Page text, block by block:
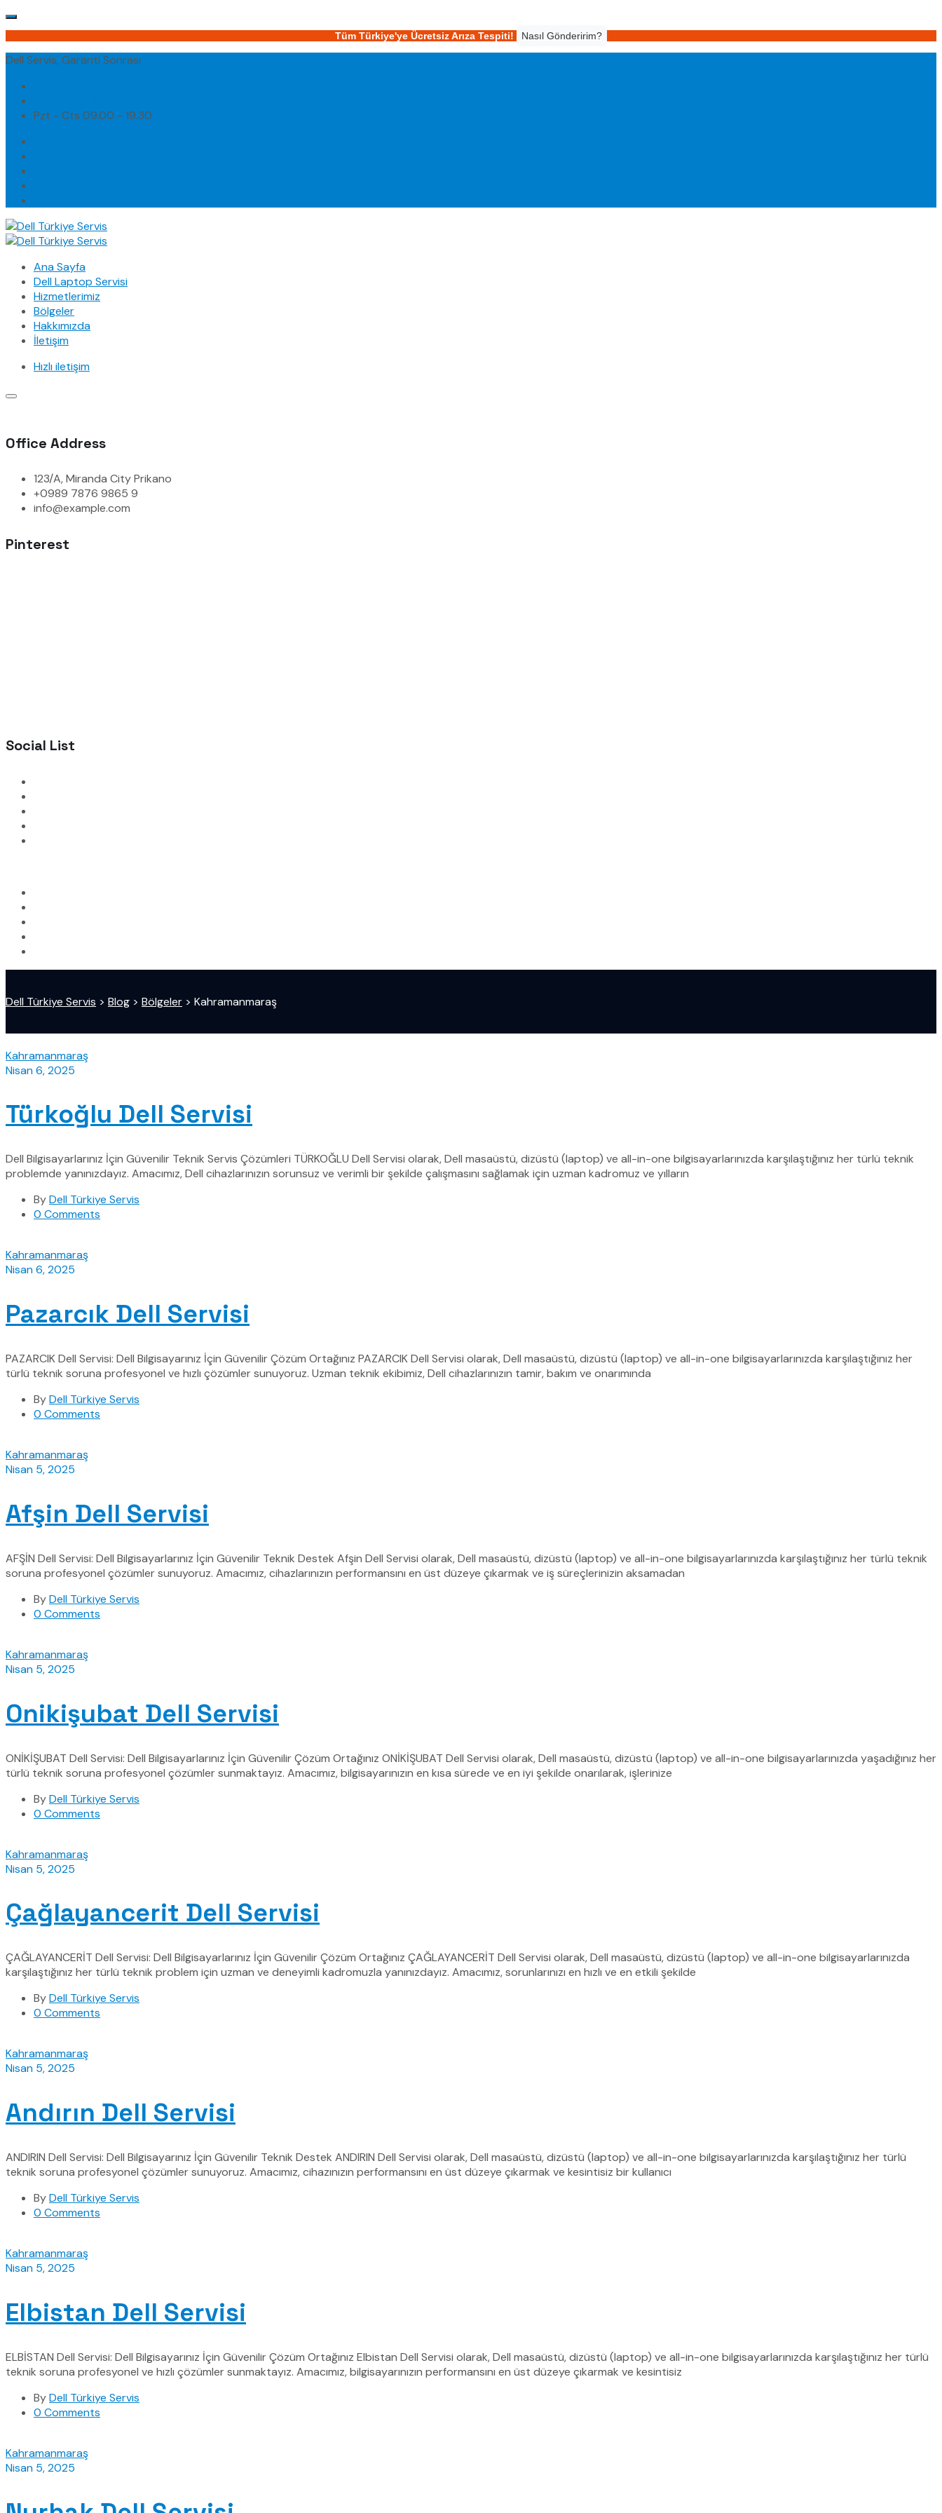
Tüm Türkiye'ye Ücretsiz Arıza Tespiti! Nasıl Gönderirim?
Dell Servis, Garanti Sonrası
Pzt - Cts 09.00 - 19.30
Ana Sayfa
Dell Laptop Servisi
Hizmetlerimiz
Bölgeler
Hakkımızda
İletişim
Hızlı iletişim
Office Address
123/A, Miranda City Prikano
+0989 7876 9865 9
info@example.com
Pinterest
Social List
Dell Türkiye Servis > Blog > Bölgeler > Kahramanmaraş
Kahramanmaraş
Nisan 6, 2025
Türkoğlu Dell Servisi
Dell Bilgisayarlarınız İçin Güvenilir Teknik Servis Çözümleri TÜRKOĞLU Dell Servisi olarak, Dell masaüstü, dizüstü (laptop) ve all-in-one bilgisayarlarınızda karşılaştığınız her türlü teknik
problemde yanınızdayız. Amacımız, Dell cihazlarınızın sorunsuz ve verimli bir şekilde çalışmasını sağlamak için uzman kadromuz ve yılların
ByDell Türkiye Servis
0 Comments
Kahramanmaraş
Nisan 6, 2025
Pazarcık Dell Servisi
PAZARCIK Dell Servisi: Dell Bilgisayarınız İçin Güvenilir Çözüm Ortağınız PAZARCIK Dell Servisi olarak, Dell masaüstü, dizüstü (laptop) ve all-in-one bilgisayarlarınızda karşılaştığınız her
türlü teknik soruna profesyonel ve hızlı çözümler sunuyoruz. Uzman teknik ekibimiz, Dell cihazlarınızın tamir, bakım ve onarımında
ByDell Türkiye Servis
0 Comments
Kahramanmaraş
Nisan 5, 2025
Afşin Dell Servisi
AFŞİN Dell Servisi: Dell Bilgisayarlarınız İçin Güvenilir Teknik Destek Afşin Dell Servisi olarak, Dell masaüstü, dizüstü (laptop) ve all-in-one bilgisayarlarınızda karşılaştığınız her türlü teknik
soruna profesyonel çözümler sunuyoruz. Amacımız, cihazlarınızın performansını en üst düzeye çıkarmak ve iş süreçlerinizin aksamadan
ByDell Türkiye Servis
0 Comments
Kahramanmaraş
Nisan 5, 2025
Onikişubat Dell Servisi
ONİKİŞUBAT Dell Servisi: Dell Bilgisayarlarınız İçin Güvenilir Çözüm Ortağınız ONİKİŞUBAT Dell Servisi olarak, Dell masaüstü, dizüstü (laptop) ve all-in-one bilgisayarlarınızda yaşadığınız her
türlü teknik soruna profesyonel çözümler sunmaktayız. Amacımız, bilgisayarınızın en kısa sürede ve en iyi şekilde onarılarak, işlerinize
ByDell Türkiye Servis
0 Comments
Kahramanmaraş
Nisan 5, 2025
Çağlayancerit Dell Servisi
ÇAĞLAYANCERİT Dell Servisi: Dell Bilgisayarlarınız İçin Güvenilir Çözüm Ortağınız ÇAĞLAYANCERİT Dell Servisi olarak, Dell masaüstü, dizüstü (laptop) ve all-in-one bilgisayarlarınızda
karşılaştığınız her türlü teknik problem için uzman ve deneyimli kadromuzla yanınızdayız. Amacımız, sorunlarınızı en hızlı ve en etkili şekilde
ByDell Türkiye Servis
0 Comments
Kahramanmaraş
Nisan 5, 2025
Andırın Dell Servisi
ANDIRIN Dell Servisi: Dell Bilgisayarınız İçin Güvenilir Teknik Destek ANDIRIN Dell Servisi olarak, Dell masaüstü, dizüstü (laptop) ve all-in-one bilgisayarlarınızda karşılaştığınız her türlü
teknik soruna profesyonel çözümler sunuyoruz. Amacımız, cihazınızın performansını en üst düzeye çıkarmak ve kesintisiz bir kullanıcı
ByDell Türkiye Servis
0 Comments
Kahramanmaraş
Nisan 5, 2025
Elbistan Dell Servisi
ELBİSTAN Dell Servisi: Dell Bilgisayarınız İçin Güvenilir Çözüm Ortağınız Elbistan Dell Servisi olarak, Dell masaüstü, dizüstü (laptop) ve all-in-one bilgisayarlarınızda karşılaştığınız her türlü
teknik soruna profesyonel ve hızlı çözümler sunmaktayız. Amacımız, bilgisayarınızın performansını en üst düzeye çıkarmak ve kesintisiz
ByDell Türkiye Servis
0 Comments
Kahramanmaraş
Nisan 5, 2025